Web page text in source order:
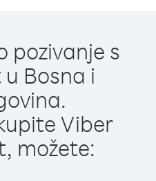
pozivanje s
Bosna i
Viber
možete: